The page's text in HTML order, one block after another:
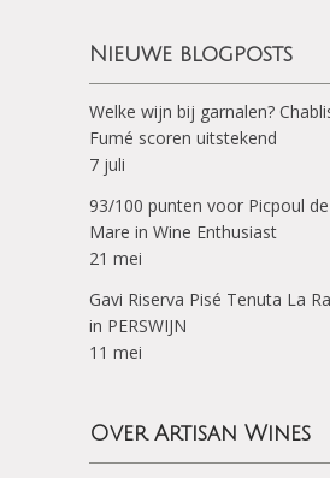
Nieuwe blogposts
Welke wijn bij garnalen?
Fumé scoren uitstekend
7 juli
93/100 punten voor Picpoul
Mare in Wine Enthusiast
21 mei
Gavi Riserva Pisé Tenuta La
in PERSWIJN
11 mei
Over Artisan Wines